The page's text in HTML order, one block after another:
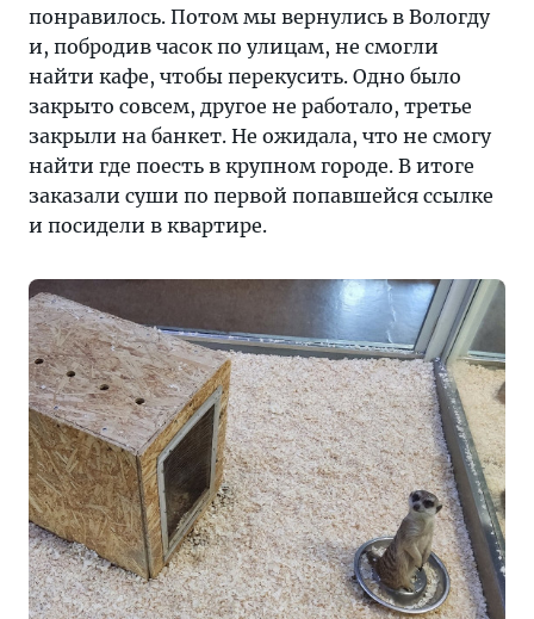
понравилось. Потом мы вернулись в Вологду
и, побродив часок по улицам, не смогли
найти кафе, чтобы перекусить. Одно было
закрыто совсем, другое не работало, третье
закрыли на банкет. Не ожидала, что не смогу
найти где поесть в крупном городе. В итоге
заказали суши по первой попавшейся ссылке
и посидели в квартире.